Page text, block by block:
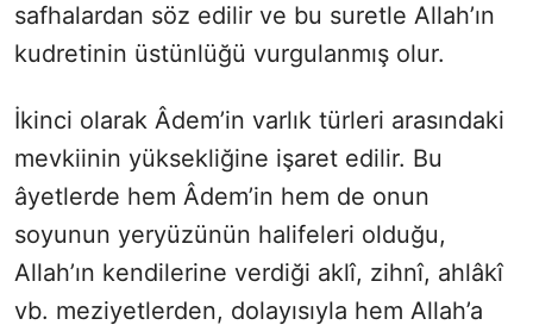
safhalardan söz edilir ve bu suretle Allah’ın
kudretinin üstünlüğü vurgulanmış olur.
İkinci olarak Âdem’in varlık türleri arasındaki
mevkiinin yüksekliğine işaret edilir. Bu
âyetlerde hem Âdem’in hem de onun
soyunun yeryüzünün halifeleri olduğu,
Allah’ın kendilerine verdiği aklî, zihnî, ahlâkî
vb. meziyetlerden, dolayısıyla hem Allah’a